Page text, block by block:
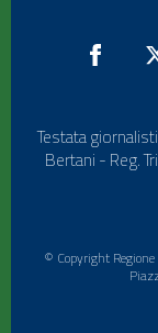
Testata
Bertani - Reg.
© Copyright